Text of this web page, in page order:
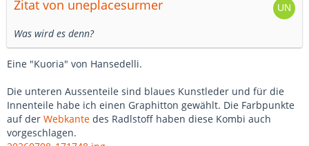
Zitat von uneplacesurmer
Was wird es denn?
Eine "Kuoria" von Hansedelli.
Die unteren Aussenteile sind blaues Kunstleder und für die
Innenteile habe ich einen Graphitton gewählt. Die Farbpunkte
auf der Webkante des Radlstoff haben diese Kombi auch
vorgeschlagen.